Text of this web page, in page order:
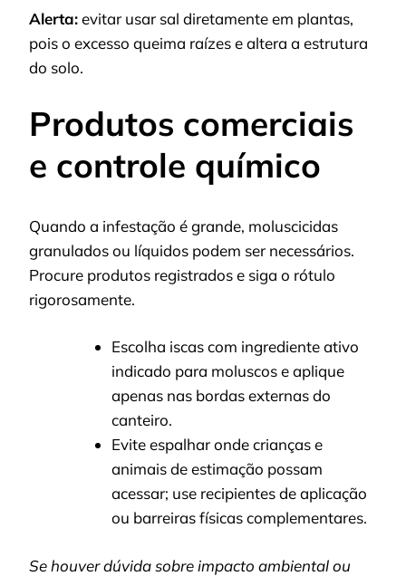
Alerta:evitar usar sal diretamente em plantas,
pois o excesso queima raízes e altera a estrutura
do solo.
Produtos comerciais
e controle químico
Quando a infestação é grande, moluscicidas
granulados ou líquidos podem ser necessários.
Procure produtos registrados e siga o rótulo
rigorosamente.
Escolha iscas com ingrediente ativo
indicado para moluscos e aplique
apenas nas bordas externas do
canteiro.
Evite espalhar onde crianças e
animais de estimação possam
acessar; use recipientes de aplicação
ou barreiras físicas complementares.
Se houver dúvida sobre impacto ambiental ou